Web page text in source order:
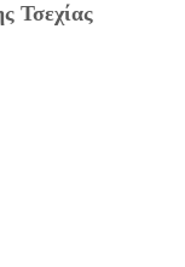
Τσεχίας